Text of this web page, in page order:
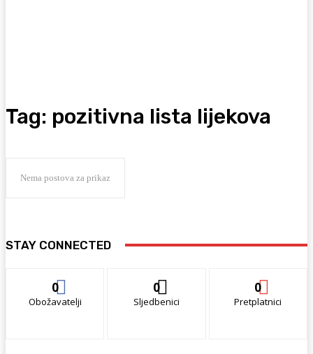
Tag: pozitivna lista lijekova
Nema postova za prikaz
STAY CONNECTED
0
Obožavatelji
0
Sljedbenici
0
Pretplatnici